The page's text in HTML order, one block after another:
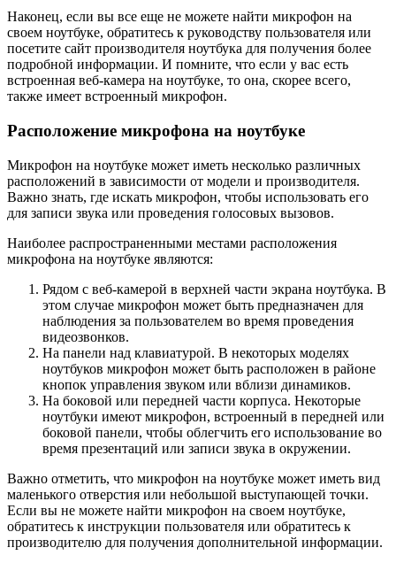
Наконец, если вы все еще не можете найти микрофон на
своем ноутбуке, обратитесь к руководству пользователя или
посетите сайт производителя ноутбука для получения более
подробной информации. И помните, что если у вас есть
встроенная веб-камера на ноутбуке, то она, скорее всего,
также имеет встроенный микрофон.
Расположение микрофона на ноутбуке
Микрофон на ноутбуке может иметь несколько различных
расположений в зависимости от модели и производителя.
Важно знать, где искать микрофон, чтобы использовать его
для записи звука или проведения голосовых вызовов.
Наиболее распространенными местами расположения
микрофона на ноутбуке являются:
Рядом с веб-камерой в верхней части экрана ноутбука. В
этом случае микрофон может быть предназначен для
наблюдения за пользователем во время проведения
видеозвонков.
На панели над клавиатурой. В некоторых моделях
ноутбуков микрофон может быть расположен в районе
кнопок управления звуком или вблизи динамиков.
На боковой или передней части корпуса. Некоторые
ноутбуки имеют микрофон, встроенный в передней или
боковой панели, чтобы облегчить его использование во
время презентаций или записи звука в окружении.
Важно отметить, что микрофон на ноутбуке может иметь вид
маленького отверстия или небольшой выступающей точки.
Если вы не можете найти микрофон на своем ноутбуке,
обратитесь к инструкции пользователя или обратитесь к
производителю для получения дополнительной информации.